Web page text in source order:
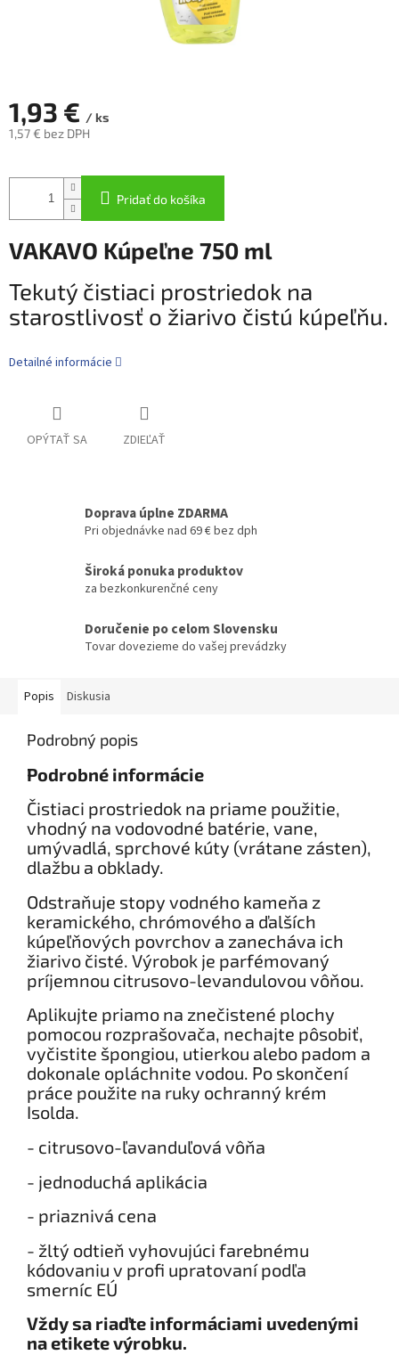
1,93 € / ks
1,57 € bez DPH
cena:
Pridať do košíka
VAKAVO Kúpeľne 750 ml
Tekutý čistiaci prostriedok na
starostlivosť o žiarivo čistú kúpeľňu.
Detailné informácie
OPÝTAŤ SA ZDIEĽAŤ
Doprava úplne ZDARMA
Pri objednávke nad 69 € bez dph
Široká ponuka produktov
za bezkonkurenčné ceny
Doručenie po celom Slovensku
Tovar dovezieme do vašej prevádzky
Popis Diskusia
Podrobný popis
Podrobné informácie
Čistiaci prostriedok na priame použitie,
vhodný na vodovodné batérie, vane,
umývadlá, sprchové kúty (vrátane zásten),
dlažbu a obklady.
Odstraňuje stopy vodného kameňa z
keramického, chrómového a ďalších
kúpeľňových povrchov a zanecháva ich
žiarivo čisté. Výrobok je parfémovaný
príjemnou citrusovo-levandulovou vôňou.
Aplikujte priamo na znečistené plochy
pomocou rozprašovača, nechajte pôsobiť,
vyčistite špongiou, utierkou alebo padom a
dokonale opláchnite vodou. Po skončení
práce použite na ruky ochranný krém
Isolda.
- citrusovo-ľavanduľová vôňa
- jednoduchá aplikácia
- priaznivá cena
- žltý odtieň vyhovujúci farebnému
kódovaniu v profi upratovaní podľa
smerníc EÚ
Vždy sa riaďte informáciami uvedenými
na etikete výrobku.​​